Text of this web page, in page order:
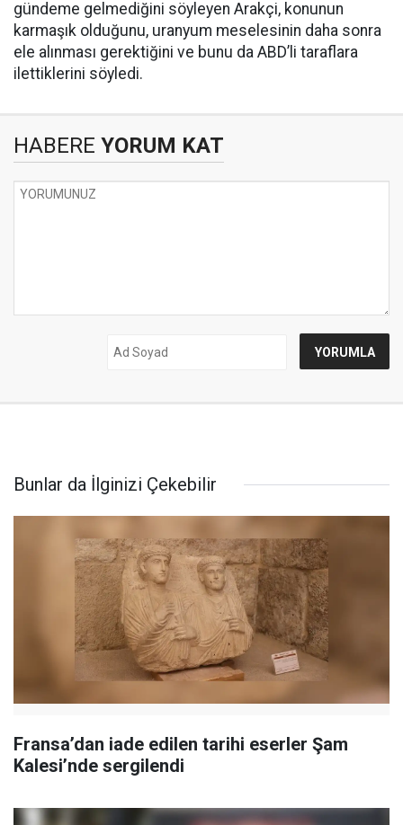
gündeme gelmediğini söyleyen Arakçi, konunun
karmaşık olduğunu, uranyum meselesinin daha sonra
ele alınması gerektiğini ve bunu da ABD’li taraflara
ilettiklerini söyledi.
HABERE YORUM KAT
Bunlar da İlginizi Çekebilir
Fransa’dan iade edilen tarihi eserler Şam
Kalesi’nde sergilendi